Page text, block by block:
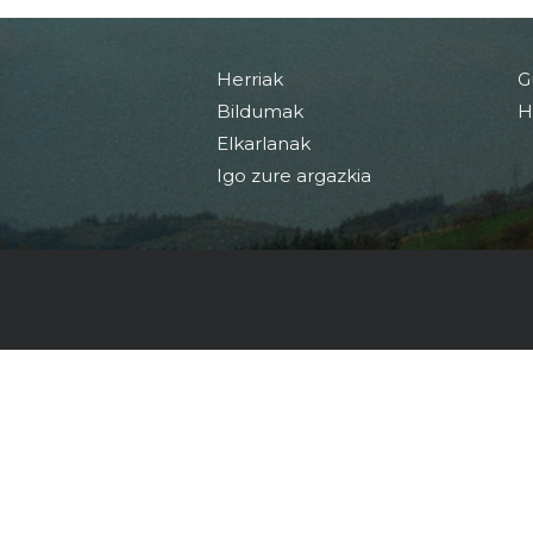
Herriak
Bildumak
Elkarlanak
Igo zure argazkia